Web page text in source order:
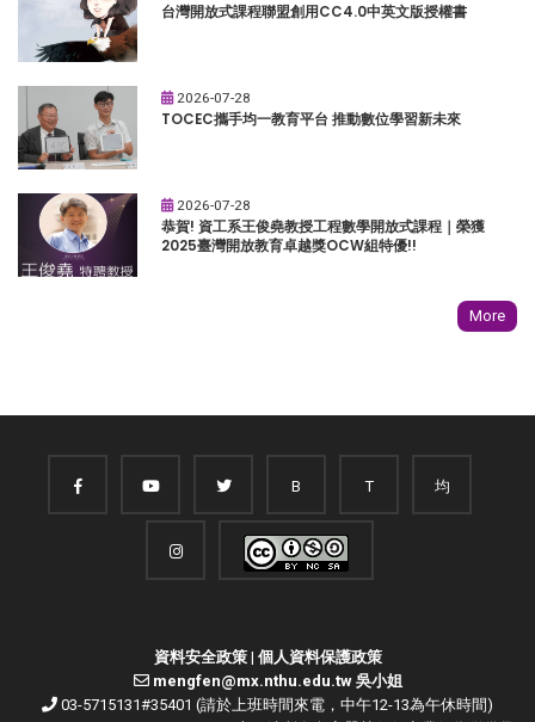
台灣開放式課程聯盟創用CC4.0中英文版授權書
2026-07-28
TOCEC攜手均一教育平台 推動數位學習新未來
2026-07-28
恭賀! 資工系王俊堯教授工程數學開放式課程｜榮獲
2025臺灣開放教育卓越獎OCW組特優!!
More
B T 均
資料安全政策| 個人資料保護政策
mengfen@mx.nthu.edu.tw 吳小姐
03-5715131#35401 (請於上班時間來電，中午12-13為午休時間)